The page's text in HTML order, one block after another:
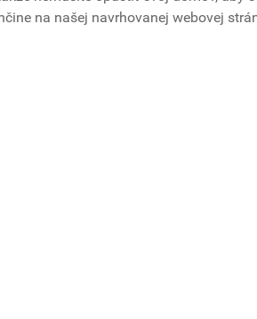
na našej navrhovanej webovej